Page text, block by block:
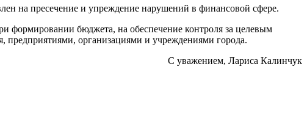
на пресечение и упреждение нарушений в финансовой сфере.
формировании бюджета, на обеспечение контроля за целевым
организациями и учреждениями города.
С уважением, Лариса Калинчук